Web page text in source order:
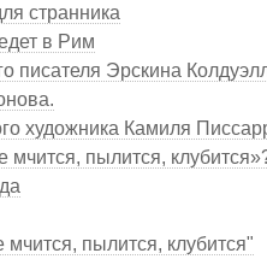
странника
в Рим
писателя Эрскина
художника Камиля
мчится, пылится,
пылится, клубится"